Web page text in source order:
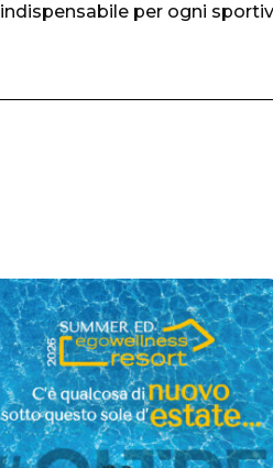
indispensabile per ogni